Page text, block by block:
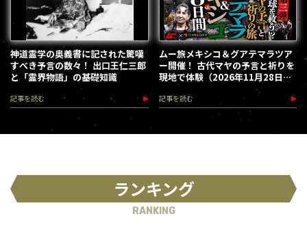
神道霊学の奥義書に記された驚嘆
すべき予言の数々！ 出口王仁三郎
と「霊界物語」の基礎知識
記事を読む
ムー旅メキシコ＆グアテマラツア
ー開催！ 古代マヤの予言と祈りを
現地で体験（2026年11月28日～
12月5日）
記事を読む
ランキング
RANKING